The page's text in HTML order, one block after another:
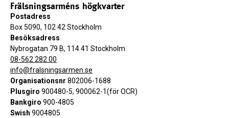
Frälsningsarméns högkvarter
Postadress
Box 5090, 102 42 Stockholm
Besöksadress
Nybrogatan 79 B, 114 41 Stockholm
08-562 282 00
info@fralsningsarmen.se
Organisationsnr 802006-1688
Plusgiro 900480-5, 900062-1(för OCR)
Bankgiro 900-4805
Swish 9004805